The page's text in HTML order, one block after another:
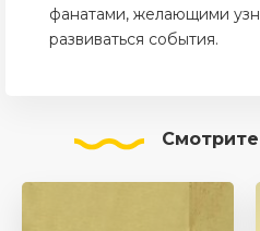
фанатами, желающими
развиваться события.
Смотрите